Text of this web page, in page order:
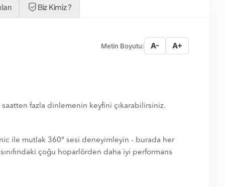
Biz Kimiz ?
Metin Boyutu: A- A+
fazla dinlemenin keyfini çıkarabilirsiniz.
ile mutlak 360° sesi deneyimleyin - burada her
çoğu hoparlörden daha iyi performans